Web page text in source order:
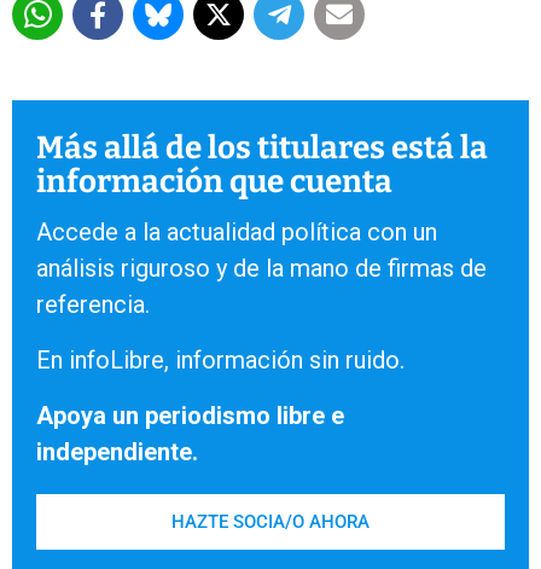
Más allá de los titulares está la
información que cuenta
Accede a la actualidad política con un
análisis riguroso y de la mano de firmas de
referencia.
En infoLibre, información sin ruido.
Apoya un periodismo libre e
independiente.
HAZTE SOCIA/O AHORA